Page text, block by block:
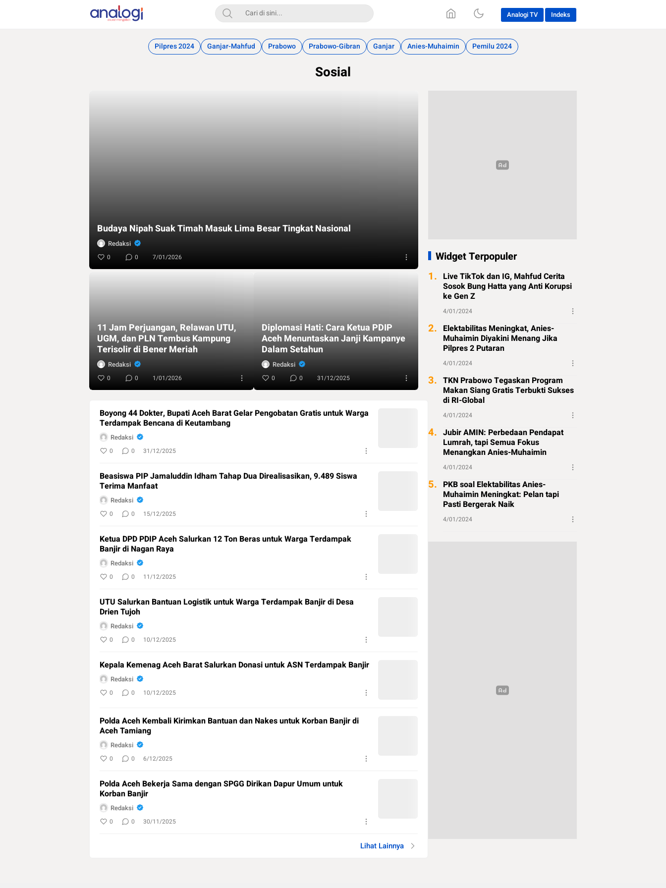
Analogi
Akurat Mengabari
Analogi TV Indeks
Pilpres 2024 Ganjar-Mahfud Prabowo Prabowo-Gibran Ganjar Anies-Muhaimin Pemilu 2024
Sosial
Budaya Nipah Suak Timah Masuk Lima Besar Tingkat Nasional
Redaksi
0 0 7/01/2026
11 Jam Perjuangan, Relawan UTU,
UGM, dan PLN Tembus Kampung
Terisolir di Bener Meriah
Redaksi
0 0 1/01/2026
Diplomasi Hati: Cara Ketua PDIP
Aceh Menuntaskan Janji Kampanye
Dalam Setahun
Redaksi
0 0 31/12/2025
Boyong 44 Dokter, Bupati Aceh Barat Gelar Pengobatan Gratis untuk Warga
Terdampak Bencana di Keutambang
Redaksi
0 0 31/12/2025
Beasiswa PIP Jamaluddin Idham Tahap Dua Direalisasikan, 9.489 Siswa
Terima Manfaat
Redaksi
0 0 15/12/2025
Ketua DPD PDIP Aceh Salurkan 12 Ton Beras untuk Warga Terdampak
Banjir di Nagan Raya
Redaksi
0 0 11/12/2025
UTU Salurkan Bantuan Logistik untuk Warga Terdampak Banjir di Desa
Drien Tujoh
Redaksi
0 0 10/12/2025
Kepala Kemenag Aceh Barat Salurkan Donasi untuk ASN Terdampak Banjir
Redaksi
0 0 10/12/2025
Polda Aceh Kembali Kirimkan Bantuan dan Nakes untuk Korban Banjir di
Aceh Tamiang
Redaksi
0 0 6/12/2025
Polda Aceh Bekerja Sama dengan SPGG Dirikan Dapur Umum untuk
Korban Banjir
Redaksi
0 0 30/11/2025
Lihat Lainnya
Widget Terpopuler
1. Live TikTok dan IG, Mahfud Cerita
Sosok Bung Hatta yang Anti Korupsi
ke Gen Z
4/01/2024
2. Elektabilitas Meningkat, Anies-
Muhaimin Diyakini Menang Jika
Pilpres 2 Putaran
4/01/2024
3. TKN Prabowo Tegaskan Program
Makan Siang Gratis Terbukti Sukses
di RI-Global
4/01/2024
4. Jubir AMIN: Perbedaan Pendapat
Lumrah, tapi Semua Fokus
Menangkan Anies-Muhaimin
4/01/2024
5. PKB soal Elektabilitas Anies-
Muhaimin Meningkat: Pelan tapi
Pasti Bergerak Naik
4/01/2024